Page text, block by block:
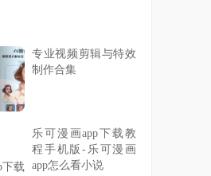
专业视频剪辑与特效
制作合集
乐可漫画app下载教
程手机版-乐可漫画
app怎么看小说